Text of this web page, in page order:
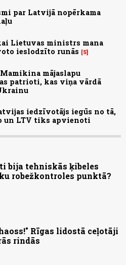
par Latvijā nopērkama
Lietuvas ministrs mana
ieslodzīto runās
5
mājaslapu
patrioti, kas viņa vārdā
iedzīvotājs iegūs no tā,
un LTV tiks apvienoti
bija tehniskās ķibeles
robežkontroles punktā?
Rīgas lidostā ceļotāji
rindās